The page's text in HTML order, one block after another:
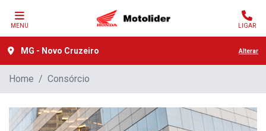
MENU LIGAR
MG - Novo Cruzeiro Alterar
Home Consórcio